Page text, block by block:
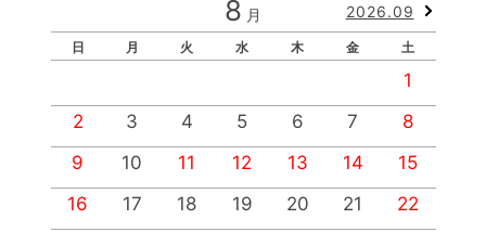
8 月 2026.09
日 月 火 水 木 金 土
1
2
3 4 5 6 7
8
9
10 11 12 13 14
15
16
17 18 19 20 21
22